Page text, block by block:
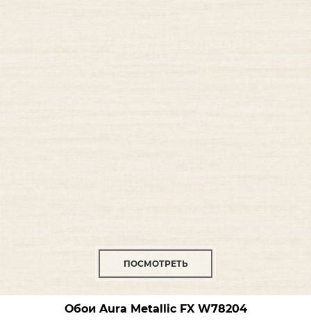
ПОСМОТРЕТЬ
Обои Aura Metallic FXW78204